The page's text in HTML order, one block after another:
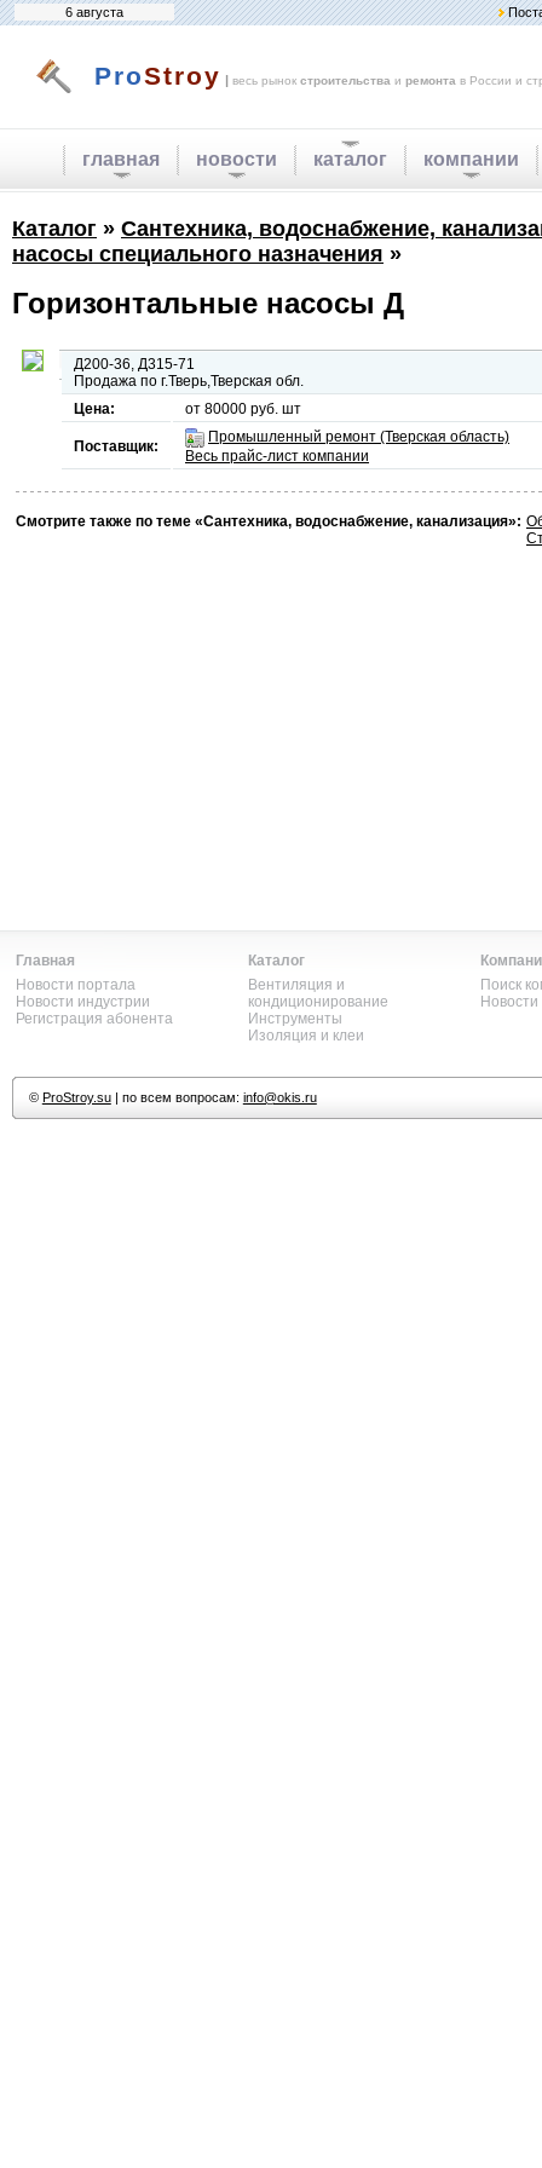
6 августа
ProStroy | весь рынок строительства и ремонта в России и
главная новости каталог компании
Каталог » Сантехника, водоснабжение,
насосы специального назначения »
Горизонтальные насосы Д
Д200-36, Д315-71
Продажа по г.Тверь,Тверская обл.
Цена:
от 80000 руб. шт
Поставщик:
Промышленный ремонт (Тверская область)
Весь прайс-лист компании
Смотрите также по теме «Сантехника, водоснабжение, канализация»:
Главная
Новости портала
Новости индустрии
Регистрация абонента
Каталог
Вентиляция и
кондиционирование
Инструменты
Изоляция и клеи
Поиск
© ProStroy.su| по всем вопросам: info@okis.ru